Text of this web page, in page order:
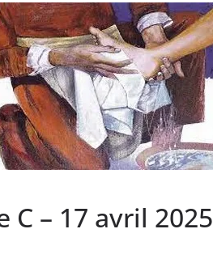
C – 17 avril 2025